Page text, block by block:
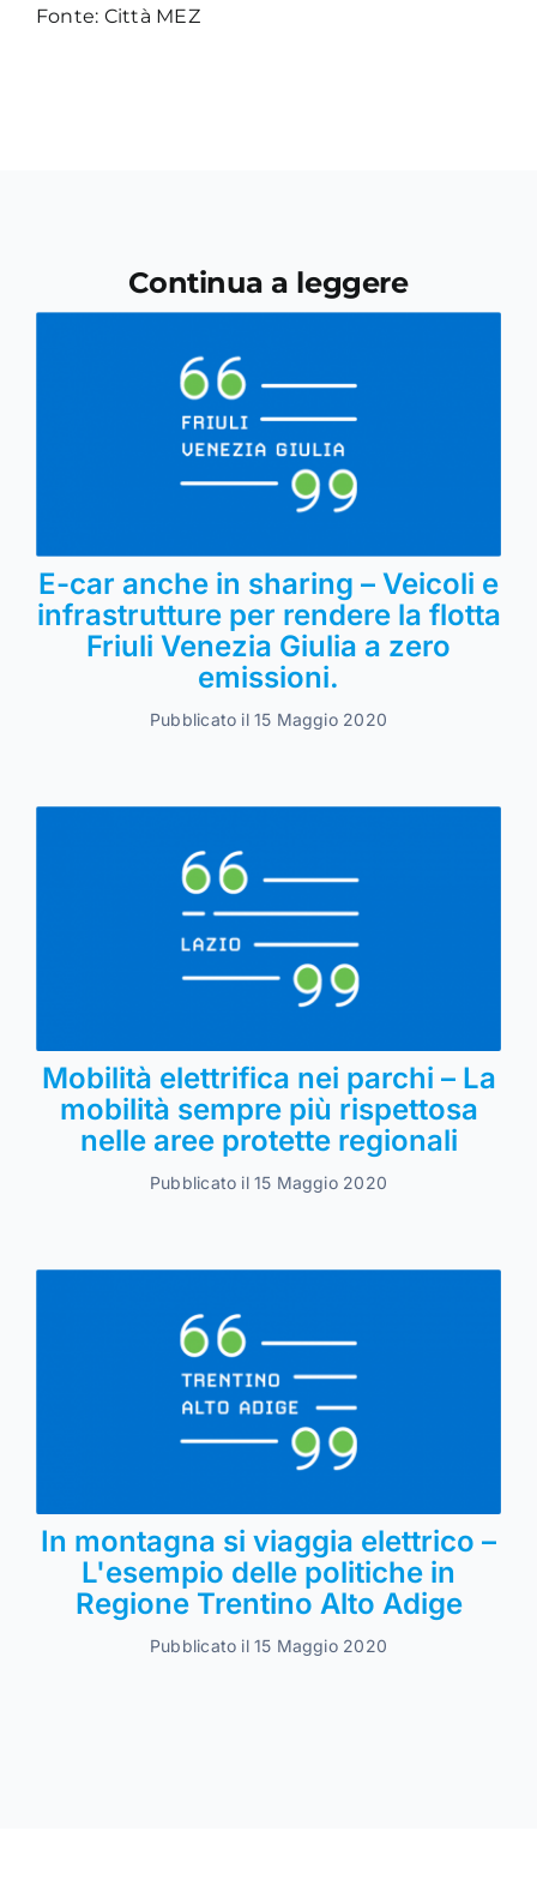
Fonte: Città MEZ
Continua a leggere
E-car anche in sharing – Veicoli e
infrastrutture per rendere la flotta
Friuli Venezia Giulia a zero
emissioni.
Pubblicato il 15 Maggio 2020
Mobilità elettrifica nei parchi – La
mobilità sempre più rispettosa
nelle aree protette regionali
Pubblicato il 15 Maggio 2020
In montagna si viaggia elettrico –
L'esempio delle politiche in
Regione Trentino Alto Adige
Pubblicato il 15 Maggio 2020